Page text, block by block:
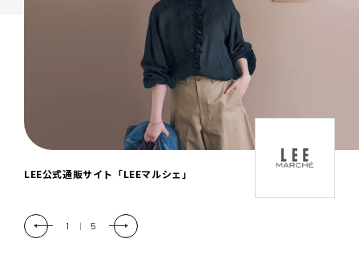
「LEE DAYS」本物志向にときめく。大人カ
2 | 5